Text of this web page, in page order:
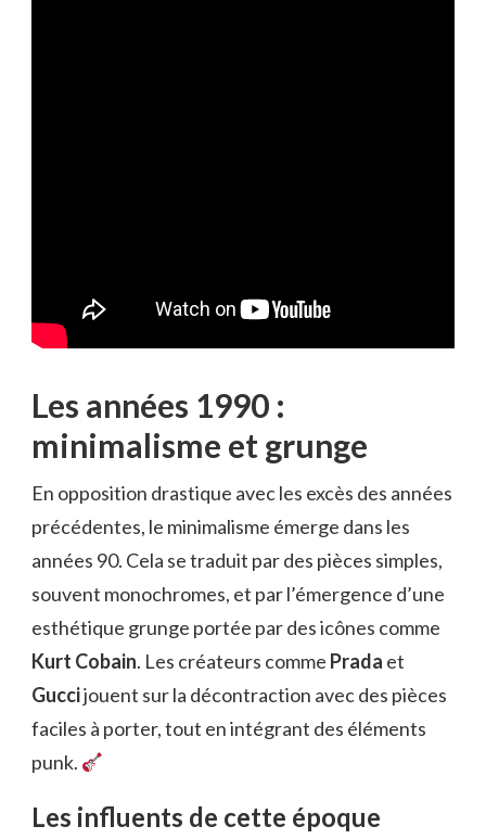
Les années 1990 :
minimalisme et grunge
En opposition drastique avec les excès des années
précédentes, le minimalisme émerge dans les
années 90. Cela se traduit par des pièces simples,
souvent monochromes, et par l’émergence d’une
esthétique grunge portée par des icônes comme
Kurt Cobain. Les créateurs comme Prada et
Guccijouent sur la décontraction avec des pièces
faciles à porter, tout en intégrant des éléments
punk.
Les influents de cette époque